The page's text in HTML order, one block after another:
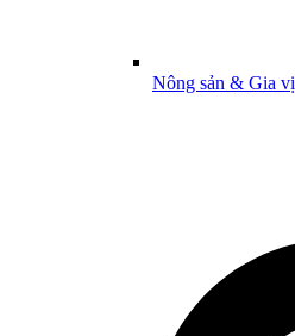
Nông sản & Gia vị